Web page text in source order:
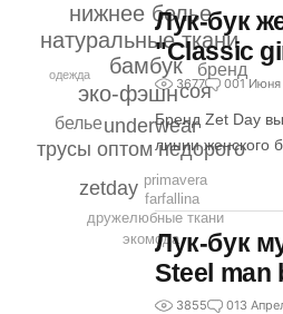
натуральные ткани
бамбук
нижнее белье
эко-фэшн
underwear
соя
трусы оптом недорого
zetday
бренд
белье
farfallina
дружелюбные ткани
primavera
экомода
одежда
Лук-бук
"Classic
3677 001 Июня
Бренд Zet Day
линии женского
Лук-бук
Steel man
3855 013